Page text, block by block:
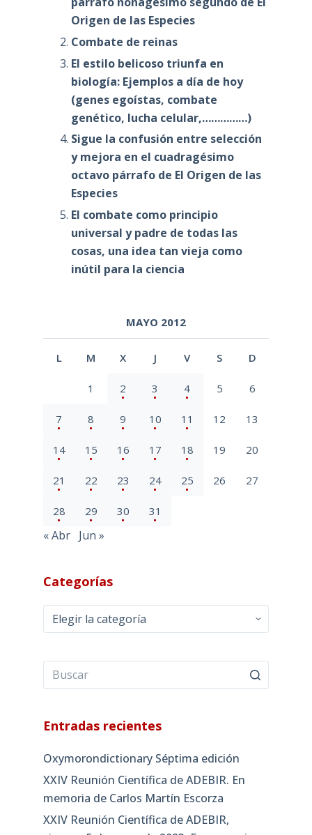
Origen de las Especies
Combate de reinas
El estilo belicoso triunfa en
biología: Ejemplos a día de hoy
(genes egoístas, combate
genético, lucha celular,……………)
Sigue la confusión entre selección
y mejora en el cuadragésimo
octavo párrafo de El Origen de las
Especies
El combate como principio
universal y padre de todas las
cosas, una idea tan vieja como
inútil para la ciencia
MAYO 2012
L M X J V S D
1 2 3 4 5 6
7 8 9 10 11 12 13
14 15 16 17 18 19 20
21 22 23 24 25 26 27
28 29 30 31
« Abr Jun »
Categorías
Categorías
Entradas recientes
Oxymorondictionary Séptima edición
XXIV Reunión Científica de ADEBIR. En
memoria de Carlos Martín Escorza
XXIV Reunión Científica de ADEBIR,